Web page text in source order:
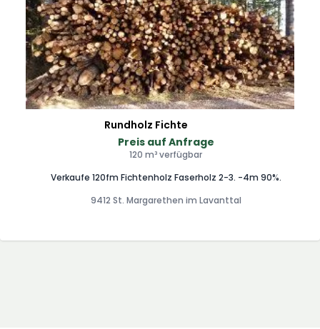
Rundholz Fichte
Preis auf Anfrage
120 m³ verfügbar
Verkaufe 120fm Fichtenholz Faserholz 2-3. -4m 90%.
9412 St. Margarethen im Lavanttal